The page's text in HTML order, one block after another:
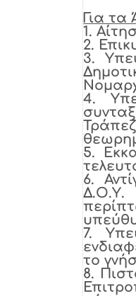
Για τα
1.
2.
3.
4.
5.
6.
Δ.Ο.Υ.
7.
το
8.